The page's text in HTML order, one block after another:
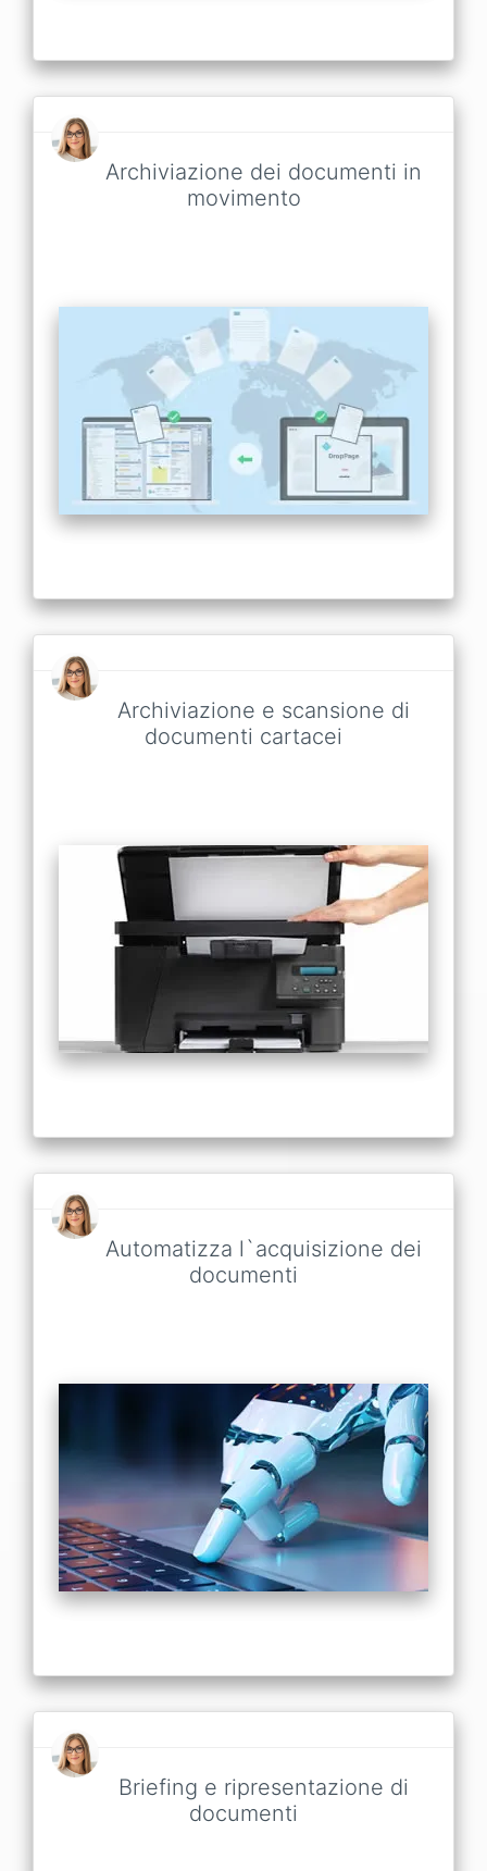
Archiviazione dei documenti in
movimento
Archiviazione e scansione di
documenti cartacei
Automatizza l`acquisizione dei
documenti
Briefing e ripresentazione di
documenti